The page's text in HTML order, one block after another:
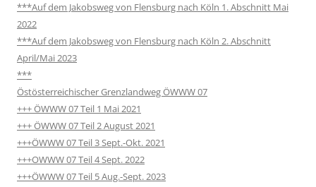
***Auf dem Jakobsweg von Flensburg nach Köln 1. Abschnitt Mai
2022
***Auf dem Jakobsweg von Flensburg nach Köln 2. Abschnitt
April/Mai 2023
***
Östösterreichischer Grenzlandweg ÖWWW 07
+++ ÖWWW 07 Teil 1 Mai 2021
+++ ÖWWW 07 Teil 2 August 2021
+++ÖWWW 07 Teil 3 Sept.-Okt. 2021
+++OWWW 07 Teil 4 Sept. 2022
+++ÖWWW 07 Teil 5 Aug.-Sept. 2023